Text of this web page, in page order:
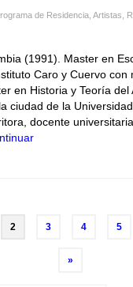
de Residencia Artistas
(1991). Master en
Caro y Cuervo con
en Historia y Teoría del
ciudad de la
docente
2 3 4 5
»